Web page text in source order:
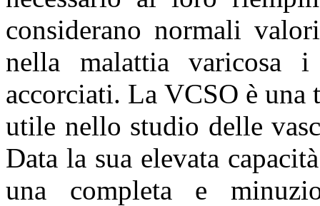
considerano normali
nella malattia varicosa
accorciati. La VCSO è una
utile nello studio delle
Data la sua elevata
una completa e